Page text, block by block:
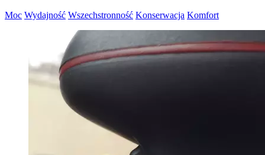
Moc Wydajność Wszechstronność Konserwacja Komfort